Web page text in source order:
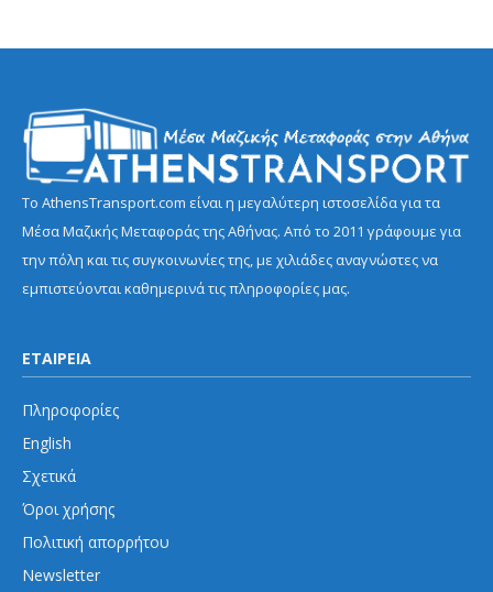
Το AthensTransport.com είναι η μεγαλύτερη ιστοσελίδα για τα
Μέσα Μαζικής Μεταφοράς της Αθήνας. Από το 2011 γράφουμε για
την πόλη και τις συγκοινωνίες της, με χιλιάδες αναγνώστες να
εμπιστεύονται καθημερινά τις πληροφορίες μας.
ΕΤΑΙΡΕΙΑ
Πληροφορίες
English
Σχετικά
Όροι χρήσης
Πολιτική απορρήτου
Newsletter